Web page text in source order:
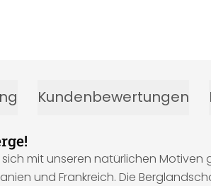
Kundenbewertungen
mit unseren natürlichen
und Frankreich. Die